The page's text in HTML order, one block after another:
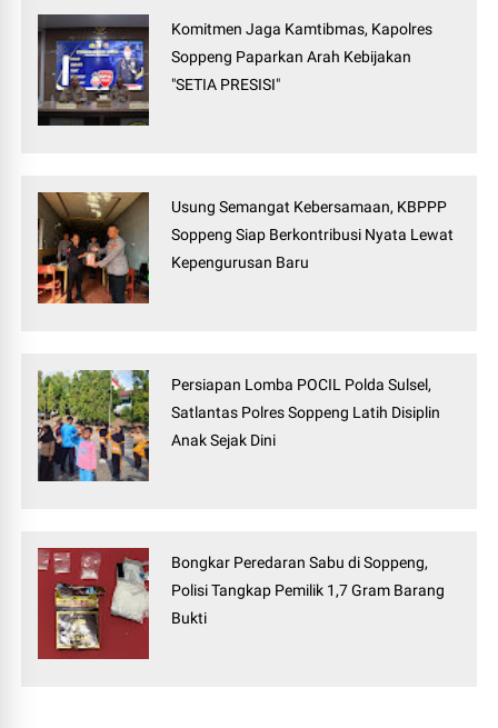
Komitmen Jaga Kamtibmas, Kapolres
Soppeng Paparkan Arah Kebijakan
"SETIA PRESISI"
Usung Semangat Kebersamaan, KBPPP
Soppeng Siap Berkontribusi Nyata Lewat
Kepengurusan Baru
Persiapan Lomba POCIL Polda Sulsel,
Satlantas Polres Soppeng Latih Disiplin
Anak Sejak Dini
Bongkar Peredaran Sabu di Soppeng,
Polisi Tangkap Pemilik 1,7 Gram Barang
Bukti